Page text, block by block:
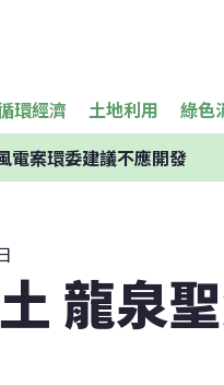
環經濟 土地利用 綠色
電案環委建議不應開發
龍泉